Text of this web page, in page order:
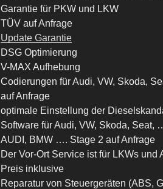
Garantie für PKW und LKW
TÜV auf Anfrage
Update Garantie
DSG Optimierung
V-MAX Aufhebung
Codierungen für Audi, VW, Skoda,
auf Anfrage
optimale Einstellung der
Software für Audi, VW, Skoda,
AUDI, BMW …. Stage 2 auf Anfrage
Der Vor-Ort Service ist für LKWs und
Preis inklusive
Reparatur von Steuergeräten (ABS,